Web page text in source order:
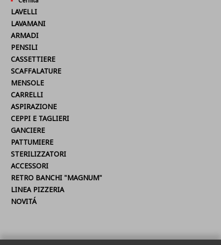
LAVELLI
LAVAMANI
ARMADI
PENSILI
CASSETTIERE
SCAFFALATURE
MENSOLE
CARRELLI
ASPIRAZIONE
CEPPI E TAGLIERI
GANCIERE
PATTUMIERE
STERILIZZATORI
ACCESSORI
RETRO BANCHI "MAGNUM"
LINEA PIZZERIA
NOVITÁ